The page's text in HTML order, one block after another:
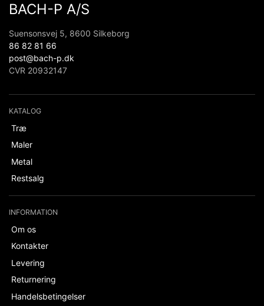
BACH-P A/S
Suensonsvej 5, 8600 Silkeborg
86 82 81 66
post@bach-p.dk
CVR 20932147
KATALOG
Træ
Maler
Metal
Restsalg
INFORMATION
Om os
Kontakter
Levering
Returnering
Handelsbetingelser